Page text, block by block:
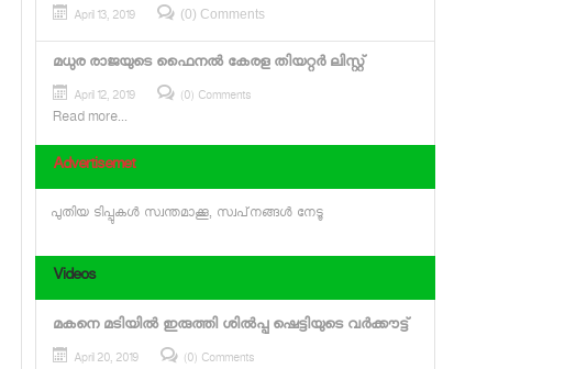
April 13, 2019 (0) Comments
മധുര രാജയുടെ ഫൈനല്‍ കേരള തിയറ്റര്‍ ലിസ്റ്റ്
April 12, 2019 (0) Comments
Read more...
Advertisemet
പുതിയ ടിപ്പുകള്‍ സ്വന്തമാക്കൂ, സ്വപ്‌നങ്ങള്‍ നേടൂ
Videos
മകനെ മടിയില്‍ ഇരുത്തി ശില്‍പ്പ ഷെട്ടിയുടെ വര്‍ക്കൗട്ട്
April 20, 2019 (0) Comments